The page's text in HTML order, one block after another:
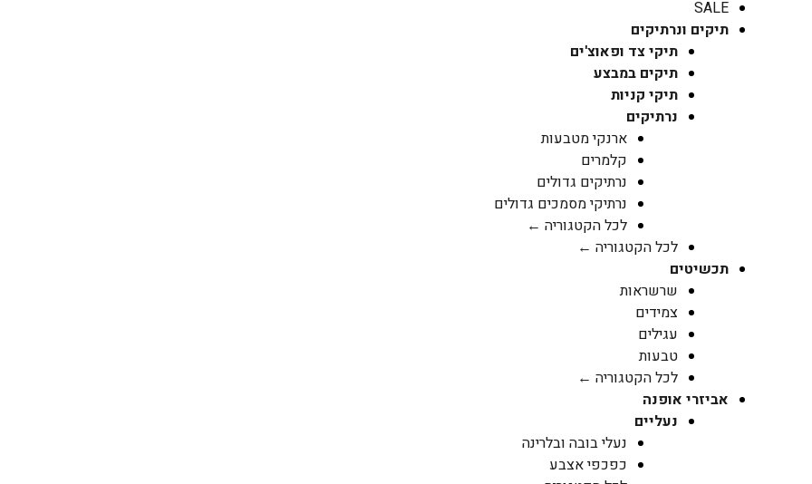
SALE
תיקים ונרתיקים
תיקי צד ופאוצ'ים
תיקים במבצע
תיקי קניות
נרתיקים
ארנקי מטבעות
קלמרים
נרתיקים גדולים
נרתיקי מסמכים גדולים
לכל הקטגוריה ←
לכל הקטגוריה ←
תכשיטים
שרשראות
צמידים
עגילים
טבעות
לכל הקטגוריה ←
אביזרי אופנה
נעליים
נעלי בובה ובלרינה
כפכפי אצבע